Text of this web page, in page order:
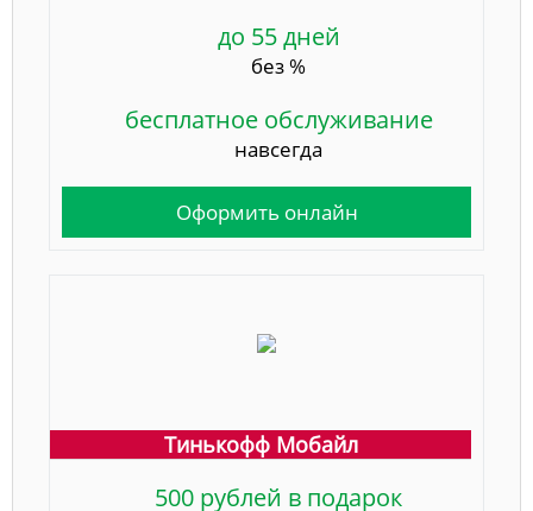
до 55 дней
без %
бесплатное обслуживание
навсегда
Оформить онлайн
Тинькофф Мобайл
500 рублей в подарок